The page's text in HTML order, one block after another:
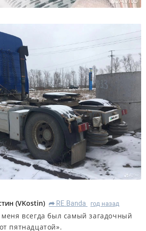
(VKostin) R RE.Banda год назад
меня всегда был самый загадочный
пятнадцатой».